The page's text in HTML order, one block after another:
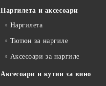
Наргилета и аксесоари
Наргилета
Тютюн за наргиле
Аксесоари за наргиле
Аксесоари и кутии за вино